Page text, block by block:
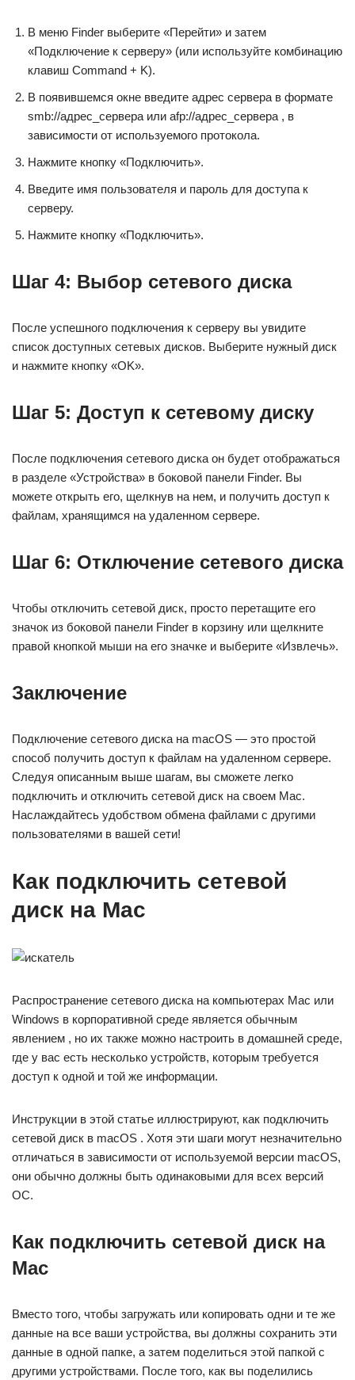
В меню Finder выберите «Перейти» и затем
«Подключение к серверу» (или используйте комбинацию
клавиш Command + K).
В появившемся окне введите адрес сервера в формате
smb://адрес_сервера или afp://адрес_сервера , в
зависимости от используемого протокола.
Нажмите кнопку «Подключить».
Введите имя пользователя и пароль для доступа к
серверу.
Нажмите кнопку «Подключить».
Шаг 4: Выбор сетевого диска
После успешного подключения к серверу вы увидите
список доступных сетевых дисков. Выберите нужный диск
и нажмите кнопку «OK».
Шаг 5: Доступ к сетевому диску
После подключения сетевого диска он будет отображаться
в разделе «Устройства» в боковой панели Finder. Вы
можете открыть его, щелкнув на нем, и получить доступ к
файлам, хранящимся на удаленном сервере.
Шаг 6: Отключение сетевого диска
Чтобы отключить сетевой диск, просто перетащите его
значок из боковой панели Finder в корзину или щелкните
правой кнопкой мыши на его значке и выберите «Извлечь».
Заключение
Подключение сетевого диска на macOS — это простой
способ получить доступ к файлам на удаленном сервере.
Следуя описанным выше шагам, вы сможете легко
подключить и отключить сетевой диск на своем Mac.
Наслаждайтесь удобством обмена файлами с другими
пользователями в вашей сети!
Как подключить сетевой
диск на Mac
Распространение сетевого диска на компьютерах Mac или
Windows в корпоративной среде является обычным
явлением , но их также можно настроить в домашней среде,
где у вас есть несколько устройств, которым требуется
доступ к одной и той же информации.
Инструкции в этой статье иллюстрируют, как подключить
сетевой диск в macOS . Хотя эти шаги могут незначительно
отличаться в зависимости от используемой версии macOS,
они обычно должны быть одинаковыми для всех версий
ОС.
Как подключить сетевой диск на
Mac
Вместо того, чтобы загружать или копировать одни и те же
данные на все ваши устройства, вы должны сохранить эти
данные в одной папке, а затем поделиться этой папкой с
другими устройствами. После того, как вы поделились